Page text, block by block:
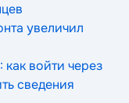
увеличил
войти через
сведения